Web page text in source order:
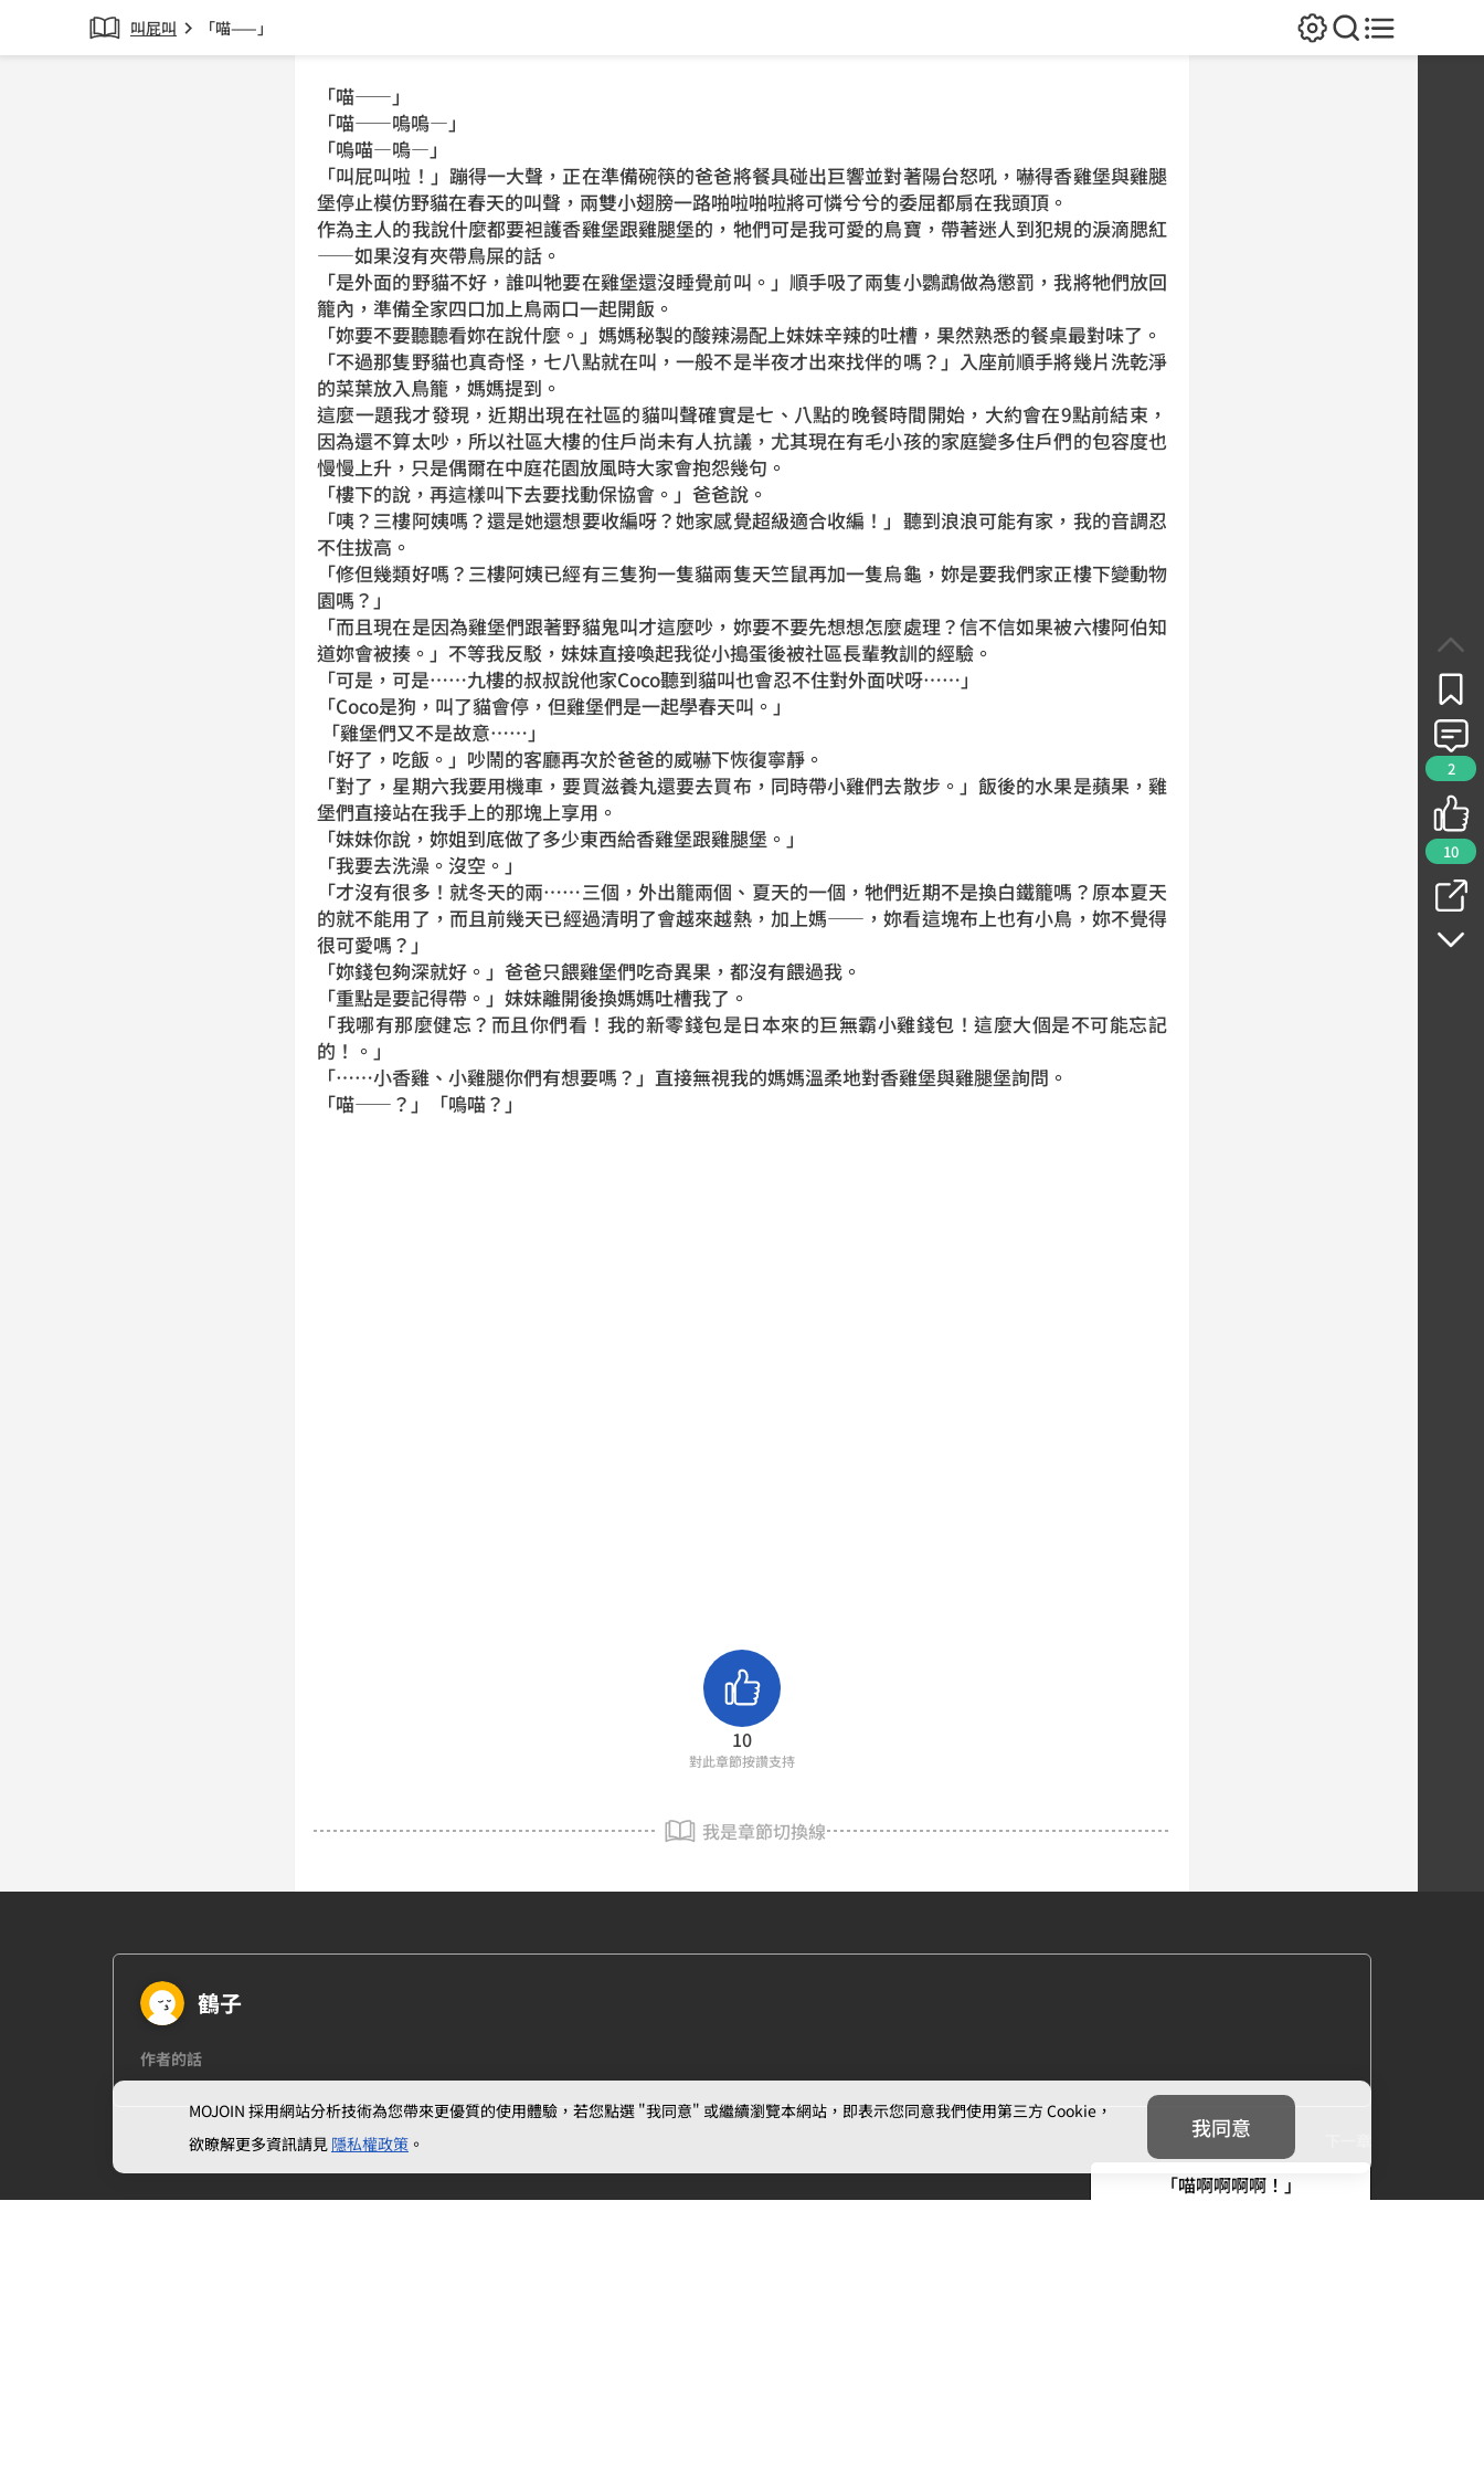
叫屁叫 chevron_right 「喵——」
2
10
「喵——」
「喵——嗚嗚—」
「嗚喵—嗚—」
「叫屁叫啦！」蹦得一大聲，正在準備碗筷的爸爸將餐具碰出巨響並對著陽台怒吼，嚇得香雞堡與雞腿
堡停止模仿野貓在春天的叫聲，兩雙小翅膀一路啪啦啪啦將可憐兮兮的委屈都扇在我頭頂。
作為主人的我說什麼都要袒護香雞堡跟雞腿堡的，牠們可是我可愛的鳥寶，帶著迷人到犯規的淚滴腮紅
——如果沒有夾帶鳥屎的話。
「是外面的野貓不好，誰叫牠要在雞堡還沒睡覺前叫。」順手吸了兩隻小鸚鵡做為懲罰，我將牠們放回
籠內，準備全家四口加上鳥兩口一起開飯。
「妳要不要聽聽看妳在說什麼。」媽媽秘製的酸辣湯配上妹妹辛辣的吐槽，果然熟悉的餐桌最對味了。
「不過那隻野貓也真奇怪，七八點就在叫，一般不是半夜才出來找伴的嗎？」入座前順手將幾片洗乾淨
的菜葉放入鳥籠，媽媽提到。
這麼一題我才發現，近期出現在社區的貓叫聲確實是七、八點的晚餐時間開始，大約會在9點前結束，
因為還不算太吵，所以社區大樓的住戶尚未有人抗議，尤其現在有毛小孩的家庭變多住戶們的包容度也
慢慢上升，只是偶爾在中庭花園放風時大家會抱怨幾句。
「樓下的說，再這樣叫下去要找動保協會。」爸爸說。
「咦？三樓阿姨嗎？還是她還想要收編呀？她家感覺超級適合收編！」聽到浪浪可能有家，我的音調忍
不住拔高。
「修但幾類好嗎？三樓阿姨已經有三隻狗一隻貓兩隻天竺鼠再加一隻烏龜，妳是要我們家正樓下變動物
園嗎？」
「而且現在是因為雞堡們跟著野貓鬼叫才這麼吵，妳要不要先想想怎麼處理？信不信如果被六樓阿伯知
道妳會被揍。」不等我反駁，妹妹直接喚起我從小搗蛋後被社區長輩教訓的經驗。
「可是，可是……九樓的叔叔說他家Coco聽到貓叫也會忍不住對外面吠呀……」
「Coco是狗，叫了貓會停，但雞堡們是一起學春天叫。」
「雞堡們又不是故意……」
「好了，吃飯。」吵鬧的客廳再次於爸爸的威嚇下恢復寧靜。
「對了，星期六我要用機車，要買滋養丸還要去買布，同時帶小雞們去散步。」飯後的水果是蘋果，雞
堡們直接站在我手上的那塊上享用。
「妹妹你說，妳姐到底做了多少東西給香雞堡跟雞腿堡。」
「我要去洗澡。沒空。」
「才沒有很多！就冬天的兩……三個，外出籠兩個、夏天的一個，牠們近期不是換白鐵籠嗎？原本夏天
的就不能用了，而且前幾天已經過清明了會越來越熱，加上媽——，妳看這塊布上也有小鳥，妳不覺得
很可愛嗎？」
「妳錢包夠深就好。」爸爸只餵雞堡們吃奇異果，都沒有餵過我。
「重點是要記得帶。」妹妹離開後換媽媽吐槽我了。
「我哪有那麼健忘？而且你們看！我的新零錢包是日本來的巨無霸小雞錢包！這麼大個是不可能忘記
的！。」
「……小香雞、小雞腿你們有想要嗎？」直接無視我的媽媽溫柔地對香雞堡與雞腿堡詢問。
「喵——？」「嗚喵？」
10
對此章節按讚支持
我是章節切換線
鶴子
作者的話
「喵啊啊啊啊！」
MOJOIN 採用網站分析技術為您帶來更優質的使用體驗，若您點選 "我同意" 或繼續瀏覽本網站，即表示您同意我們使用第三方 Cookie，
欲瞭解更多資訊請見 隱私權政策 。
我同意